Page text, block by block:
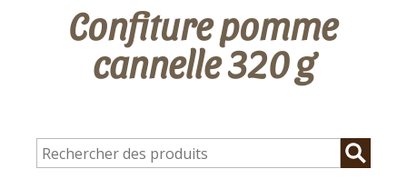
Confiture pomme
cannelle 320 g